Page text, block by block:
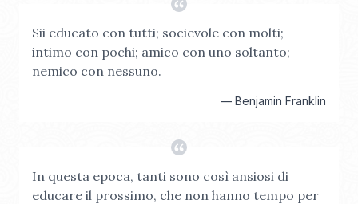
Sii educato con tutti; socievole con molti;
intimo con pochi; amico con uno soltanto;
nemico con nessuno.
— Benjamin Franklin
In questa epoca, tanti sono così ansiosi di
educare il prossimo, che non hanno tempo per